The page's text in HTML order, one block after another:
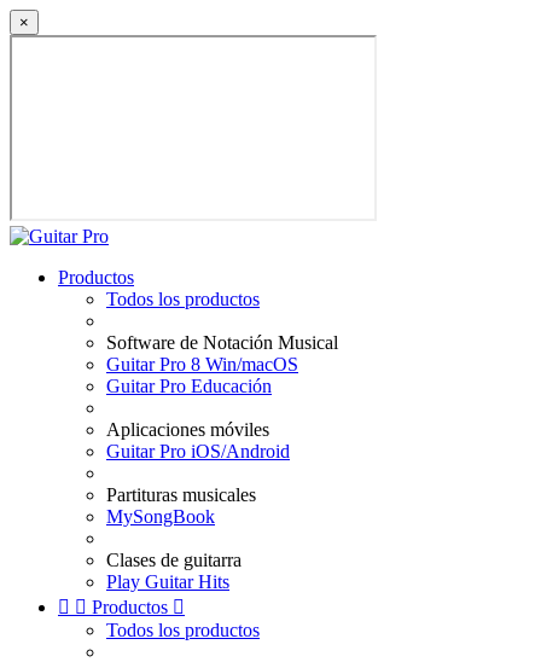
×
Productos
Todos los productos
Software de Notación Musical
Guitar Pro 8 Win/macOS
Guitar Pro Educación
Aplicaciones móviles
Guitar Pro iOS/Android
Partituras musicales
MySongBook
Clases de guitarra
Play Guitar Hits
  Productos 
Todos los productos